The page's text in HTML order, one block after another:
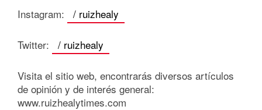
Instagram: / ruizhealy
Twitter: / ruizhealy
Visita el sitio web, encontrarás diversos artículos
de opinión y de interés general:
www.ruizhealytimes.com